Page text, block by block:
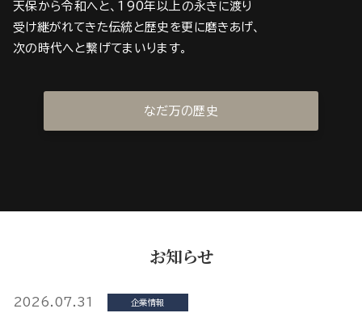
天保から令和へと、190年以上の永きに渡り
受け継がれてきた伝統と歴史を更に磨きあげ、
次の時代へと繋げてまいります。
なだ万の歴史
お知らせ
2026.07.31 企業情報